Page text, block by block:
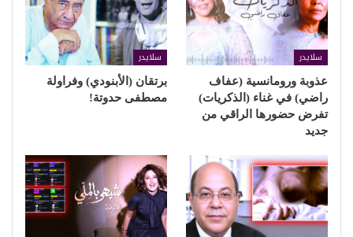
سلايدر
عذوبة ورومانسية (عفاف
راضي) في غناء (الذكريات)
تفرض حضورها الراقي من
جديد
سلايدر
برتقان (الأبنودي) وفراولة
مصطفى حدوتة!